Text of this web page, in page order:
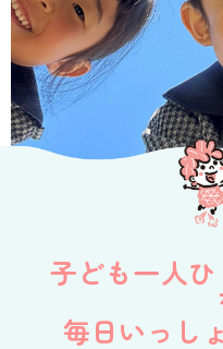
子ども一人ひ
毎日いっし